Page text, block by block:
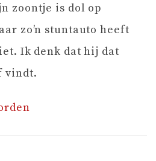
zoontje is dol op
zo’n stuntauto heeft
Ik denk dat hij dat
vindt.